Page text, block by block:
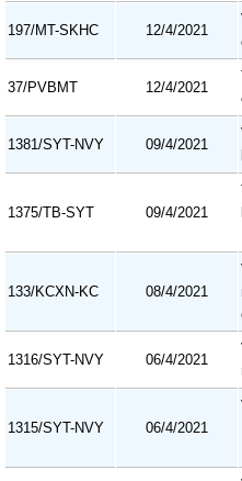
197/MT-SKHC 12/4/2021
37/PVBMT 12/4/2021
1381/SYT-NVY 09/4/2021
1375/TB-SYT 09/4/2021
133/KCXN-KC 08/4/2021
1316/SYT-NVY 06/4/2021
1315/SYT-NVY 06/4/2021